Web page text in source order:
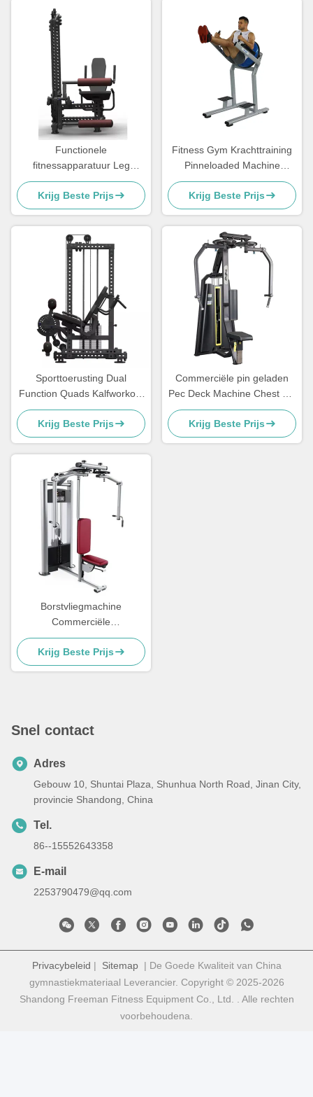
Functionele
fitnessapparatuur Leg
Extension Curl Machine
Zittende Leg Prone Leg Curl
Machine
Krijg Beste Prijs
Fitness Gym Krachttraining
Pinneloaded Machine
Assisted Chin Dip
Commercial
Krijg Beste Prijs
Sporttoerusting Dual
Function Quads Kalfworkout
Zittende Leg Curl Extension
Krijg Beste Prijs
Commerciële pin geladen
Pec Deck Machine Chest Fly
Gym Equipment Medium
Loader
Krijg Beste Prijs
Borstvliegmachine
Commerciële
sportschoolapparatuur
Borstvlieg Achterste Delt Pin
geladen
Krijg Beste Prijs
Snel contact
Adres
Gebouw 10, Shuntai Plaza, Shunhua North Road, Jinan City,
provincie Shandong, China
Tel.
86--15552643358
E-mail
2253790479@qq.com
Privacybeleid | Sitemap| De Goede Kwaliteit van China
gymnastiekmateriaal Leverancier. Copyright © 2025-2026
Shandong Freeman Fitness Equipment Co., Ltd. . Alle rechten
voorbehoudena.